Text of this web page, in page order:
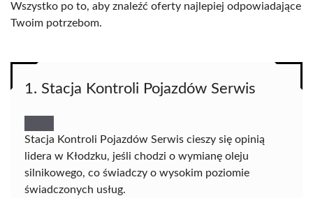
Wszystko po to, aby znaleźć oferty najlepiej odpowiadające
Twoim potrzebom.
1. Stacja Kontroli Pojazdów Serwis
Stacja Kontroli Pojazdów Serwis cieszy się opinią
lidera w Kłodzku, jeśli chodzi o wymianę oleju
silnikowego, co świadczy o wysokim poziomie
świadczonych usług.